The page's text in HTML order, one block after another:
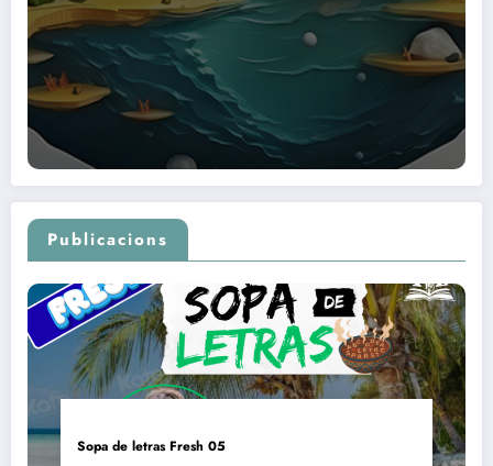
Publicacions
Sopa de letras Fresh 05